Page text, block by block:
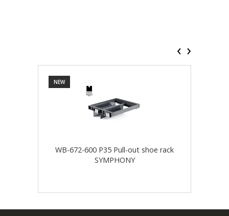
WB-672-600 P35 Pull-out shoe rack
SYMPHONY
NEW
‹ ›